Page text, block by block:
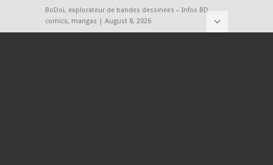
BoDoï, explorateur de bandes dessinées – Infos BD,
comics, mangas | August 8, 2026